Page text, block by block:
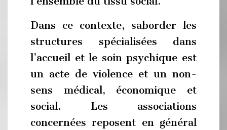
Dans ce contexte, saborder les
structures spécialisées dans
l’accueil et le soin psychique est
un acte de violence et un non-
sens médical, économique et
social. Les associations
concernées reposent en général